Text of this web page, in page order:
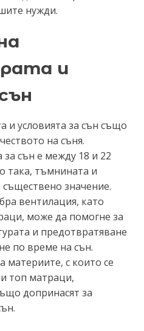
нужди.
и
и условията за сън също
на съня.
сън е между 18 и 22
така, тъмнината и
значение.
вентилация, като
може да помогне за
и предотвратяване
по време на сън.
с които се
топ матраци,
допринасят за